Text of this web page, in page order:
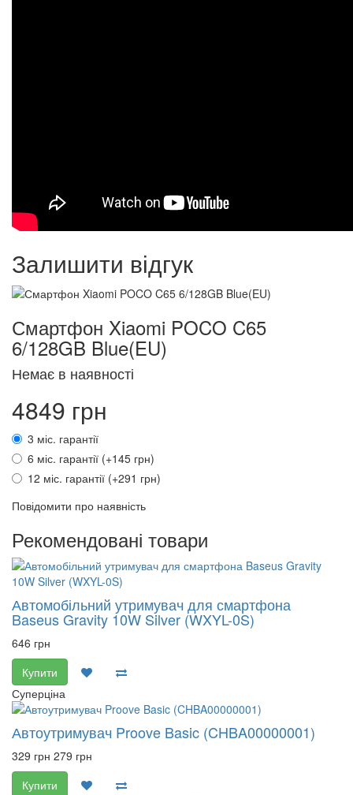
Залишити відгук
Смартфон Xiaomi POCO C65
6/128GB Blue(EU)
Немає в наявності
4849 грн
3 міс. гарантії
6 міс. гарантії (+145 грн)
12 міс. гарантії (+291 грн)
Повідомити про наявність
Рекомендовані товари
Автомобільний утримувач для смартфона
Baseus Gravity 10W Silver (WXYL-0S)
646 грн
Купити
Суперціна
Автоутримувач Proove Basic (CHBA00000001)
329 грн 279 грн
Купити